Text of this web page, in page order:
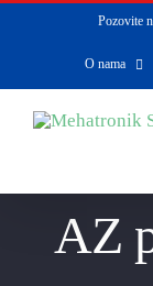
Pozovite
O nama
AZ